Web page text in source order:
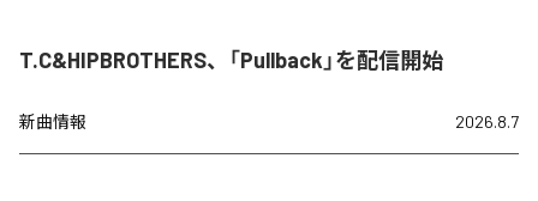
T.C&HIPBROTHERS、「Pullback」を配信開始
新曲情報 2026.8.7